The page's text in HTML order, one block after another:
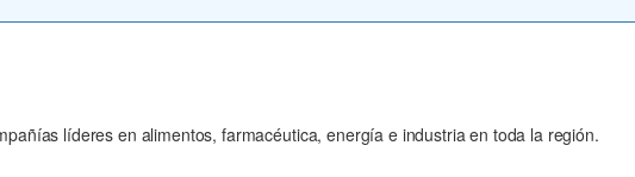
líderes en alimentos, farmacéutica, energía e industria en toda la región.